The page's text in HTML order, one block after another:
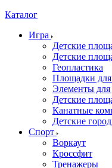
Каталог
Игра
Детские
Детские
Геопластика
Площадки для
Элементы для
Детские
Канатные
Детские
Спорт
Воркаут
Кроссфит
Тренажеры